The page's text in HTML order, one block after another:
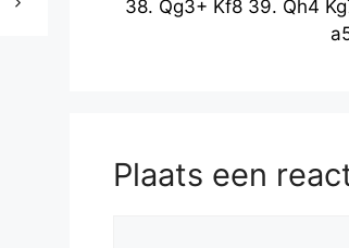
38. Qg3+ Kf8 39. Qh4
Plaats een